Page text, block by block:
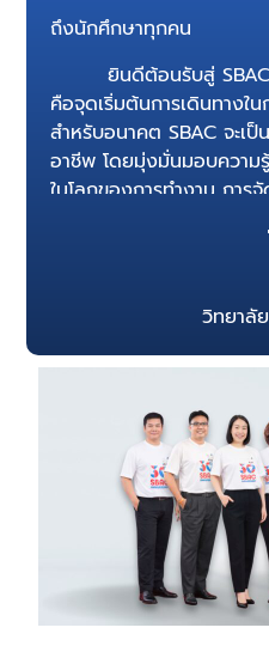
ถึงนักศึกษาทุกคน
ยินดีต้อนรับสู่ SBAC!
คือจุดเริ่มต้นการเดินทาง
สำหรับอนาคต SBAC จะเ
อาชีพ โดยมุ่งมั่นมอบความ
ในโลกของการทำงาน การ
เทคโนโลยีดิจิทัล เน้นการ
สมัย เตรียมพร้อมสำหรับก
SBACยังให้ความสำคัญกับ
คุณธรรม-จริยธรรมของผู้
อย่างยั่งยืน เพื่อให้นักศึกษ
นอกเหนือจากการเรียน
สร้างบรรยากาศแห่งความ
นักศึกษาได้ผ่อนคลาย ทั้งด้
ชมรมที่หลากหลาย นักศึกษ
ที่แท้จริงของตนเอง และส
อาจารย์ขอให้นักศึกษา
ที่ SBAC มอบให้ และขอใ
วิทยาลั